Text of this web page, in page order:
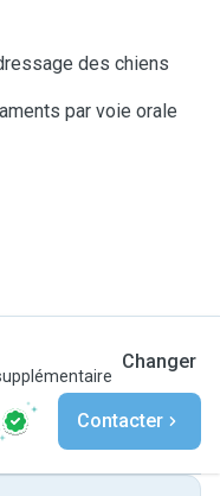
des chiens
par voie orale
Changer
Contacter